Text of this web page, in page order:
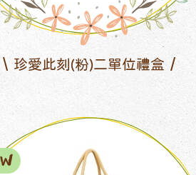
珍愛此刻(粉)二單位禮盒